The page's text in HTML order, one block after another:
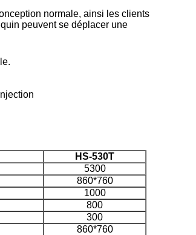
normale, ainsi les clients
peuvent se déplacer une
HS-530T
5300
860*760
1000
800
300
860*760